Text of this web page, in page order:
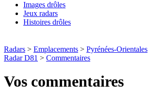
Images drôles
Jeux radars
Histoires drôles
Radars > Emplacements > Pyrénées-Orientales
Radar D81 > Commentaires
Vos commentaires